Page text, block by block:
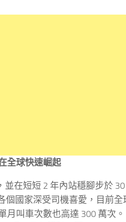
全球快速崛起
並在短短 2 年內站穩腳步於
個國家深受司機喜愛，目前
月叫車次數也高達 300 萬次。